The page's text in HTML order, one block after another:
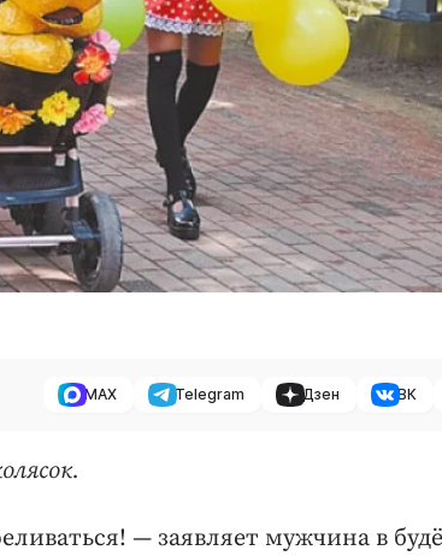
MAX Telegram Дзен ВК
— заявляет мужчина в